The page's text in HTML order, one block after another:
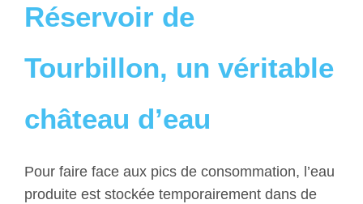
Réservoir de
Tourbillon, un véritable
château d’eau
Pour faire face aux pics de consommation, l’eau
produite est stockée temporairement dans de